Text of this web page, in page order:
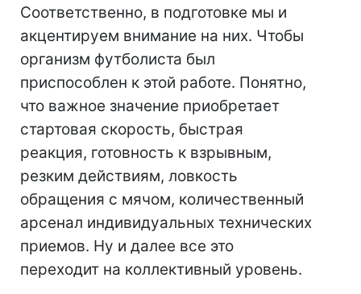
Соответственно, в подготовке мы и
акцентируем внимание на них. Чтобы
организм футболиста был
приспособлен к этой работе. Понятно,
что важное значение приобретает
стартовая скорость, быстрая
реакция, готовность к взрывным,
резким действиям, ловкость
обращения с мячом, количественный
арсенал индивидуальных технических
приемов. Ну и далее все это
переходит на коллективный уровень.